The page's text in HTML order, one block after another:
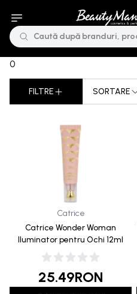
0
FILTRE SORTARE
Catrice
Catrice Wonder Woman
Iluminator pentru Ochi 12ml
25.49RON